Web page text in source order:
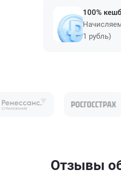
100%
1 рубль)
Отзывы